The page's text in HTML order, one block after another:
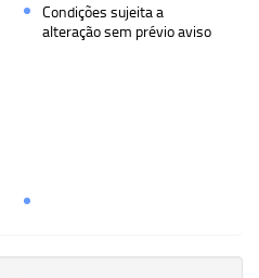
Condições sujeita a
alteração sem prévio aviso